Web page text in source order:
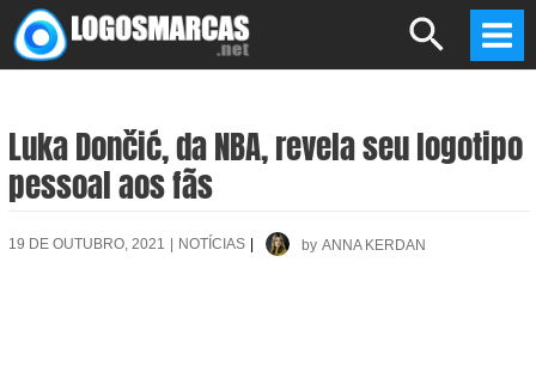
Skip
to
Search
Luka Dončić, da NBA, revela seu logotipo
pessoal aos fãs
19 DE OUTUBRO, 2021 NOTÍCIAS by ANNA KERDAN